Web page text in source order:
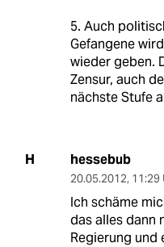
5. Auch
Gefangene
wieder geben.
Zensur, auch
nächste Stufe
H hessebub
20.05.2012, 11:29
Ich schäme
das alles dann
Regierung und